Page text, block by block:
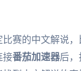
赛的中文解说，
接番茄加速器后，